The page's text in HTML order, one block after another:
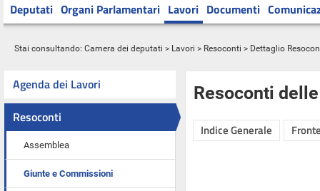
Deputati Organi Parlamentari Lavori Documenti
Stai consultando: Camera dei deputati > Lavori > Resoconti > Dettaglio
Agenda dei Lavori
Resoconti
Assemblea
Giunte e Commissioni
Resoconti
Indice Generale